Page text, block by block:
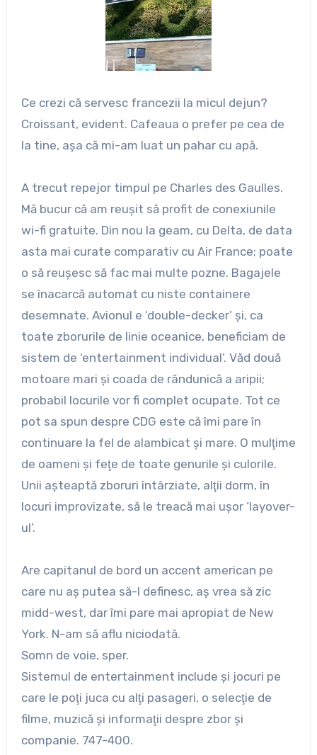
Ce crezi că servesc francezii la micul dejun?
Croissant, evident. Cafeaua o prefer pe cea de
la tine, aşa că mi-am luat un pahar cu apă.
A trecut repejor timpul pe Charles des Gaulles.
Mă bucur că am reuşit să profit de conexiunile
wi-fi gratuite. Din nou la geam, cu Delta, de data
asta mai curate comparativ cu Air France; poate
o să reuşesc să fac mai multe pozne. Bagajele
se înacarcă automat cu niste containere
desemnate. Avionul e ‘double-decker’ şi, ca
toate zborurile de linie oceanice, beneficiam de
sistem de ‘entertainment individual’. Văd două
motoare mari şi coada de rândunică a aripii;
probabil locurile vor fi complet ocupate. Tot ce
pot sa spun despre CDG este că îmi pare în
continuare la fel de alambicat şi mare. O mulţime
de oameni şi feţe de toate genurile şi culorile.
Unii aşteaptă zboruri întârziate, alţii dorm, în
locuri improvizate, să le treacă mai uşor ‘layover-
ul’.
Are capitanul de bord un accent american pe
care nu aş putea să-l definesc, aş vrea să zic
midd-west, dar îmi pare mai apropiat de New
York. N-am să aflu niciodată.
Somn de voie, sper.
Sistemul de entertainment include şi jocuri pe
care le poţi juca cu alţi pasageri, o selecţie de
filme, muzică şi informaţii despre zbor şi
companie. 747-400.